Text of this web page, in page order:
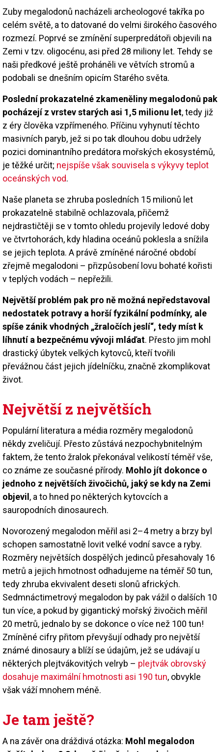
Zuby megalodonů nacházeli archeologové takřka po
celém světě, a to datované do velmi širokého časového
rozmezí. Poprvé se zmínění superpredátoři objevili na
Zemi v tzv. oligocénu, asi před 28 miliony let. Tehdy se
naši předkové ještě proháněli ve větvích stromů a
podobali se dnešním opicím Starého světa.
Poslední prokazatelné zkameněliny megalodonů pak
pocházejí z vrstev starých asi 1,5 milionu let, tedy již
z éry člověka vzpřímeného. Příčinu vyhynutí těchto
masivních paryb, jež si po tak dlouhou dobu udržely
pozici dominantního predátora mořských ekosystémů,
je těžké určit; nejspíše však souvisela s výkyvy teplot
oceánských vod.
Naše planeta se zhruba posledních 15 milionů let
prokazatelně stabilně ochlazovala, přičemž
nejdrastičtěji se v tomto ohledu projevily ledové doby
ve čtvrtohorách, kdy hladina oceánů poklesla a snížila
se jejich teplota. A právě zmíněné náročné období
zřejmě megalodoni – přizpůsobení lovu bohaté kořisti
v teplých vodách – nepřežili.
Největší problém pak pro ně možná nepředstavoval
nedostatek potravy a horší fyzikální podmínky, ale
spíše zánik vhodných „žraločích jeslí“, tedy míst k
líhnutí a bezpečnému vývoji mláďat. Přesto jim mohl
drastický úbytek velkých kytovců, kteří tvořili
převážnou část jejich jídelníčku, značně zkomplikovat
život.
Největší z největších
Populární literatura a média rozměry megalodonů
někdy zveličují. Přesto zůstává nezpochybnitelným
faktem, že tento žralok překonával velikostí téměř vše,
co známe ze současné přírody. Mohlo jít dokonce o
jednoho z největších živočichů, jaký se kdy na Zemi
objevil, a to hned po některých kytovcích a
sauropodních dinosaurech.
Novorozený megalodon měřil asi 2–4 metry a brzy byl
schopen samostatně lovit velké vodní savce a ryby.
Rozměry největších dospělých jedinců přesahovaly 16
metrů a jejich hmotnost odhadujeme na téměř 50 tun,
tedy zhruba ekvivalent deseti slonů afrických.
Sedmnáctimetrový megalodon by pak vážil o dalších 10
tun více, a pokud by gigantický mořský živočich měřil
20 metrů, jednalo by se dokonce o více než 100 tun!
Zmíněné cifry přitom převyšují odhady pro největší
známé dinosaury a blíží se údajům, jež se udávají u
některých plejtvákovitých velryb – plejtvák obrovský
dosahuje maximální hmotnosti asi 190 tun, obvykle
však váží mnohem méně.
Je tam ještě?
A na závěr ona dráždivá otázka: Mohl megalodon